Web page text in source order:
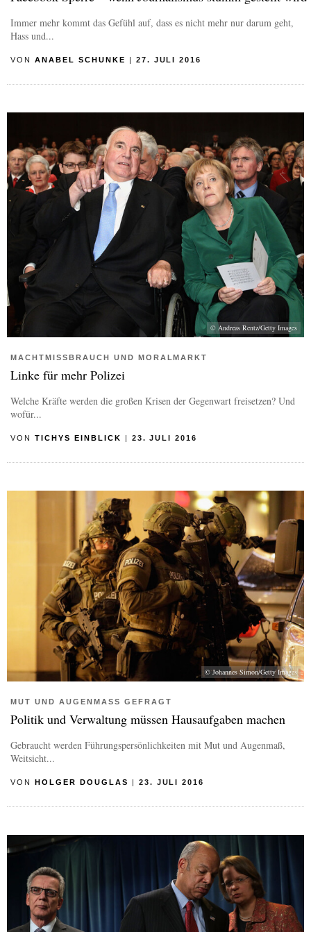
Immer mehr kommt das Gefühl auf, dass es nicht mehr nur darum geht,
Hass und...
VON ANABEL SCHUNKE | 27. JULI 2016
© Andreas Rentz/Getty Images
MACHTMISSBRAUCH UND MORALMARKT
Linke für mehr Polizei
Welche Kräfte werden die großen Krisen der Gegenwart freisetzen? Und
wofür...
VON TICHYS EINBLICK | 23. JULI 2016
© Johannes Simon/Getty Images
MUT UND AUGENMASS GEFRAGT
Politik und Verwaltung müssen Hausaufgaben machen
Gebraucht werden Führungspersönlichkeiten mit Mut und Augenmaß,
Weitsicht...
VON HOLGER DOUGLAS 23. JULI 2016